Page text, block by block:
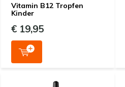
Vitamin B12 Tropfen
Kinder
€ 19,95